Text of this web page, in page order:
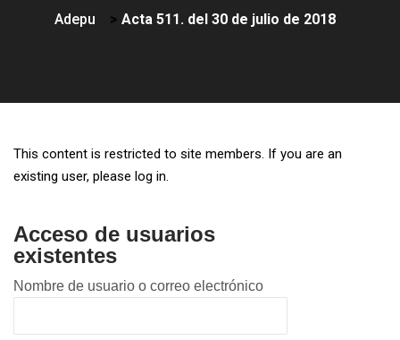
Adepu > Acta 511. del 30 de julio de 2018
This content is restricted to site members. If you are an
existing user, please log in.
Acceso de usuarios
existentes
Nombre de usuario o correo electrónico